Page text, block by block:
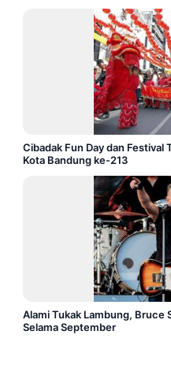
Cibadak Fun Day dan Festival
Kota Bandung ke-213
Alami Tukak Lambung, Bruce
Selama September